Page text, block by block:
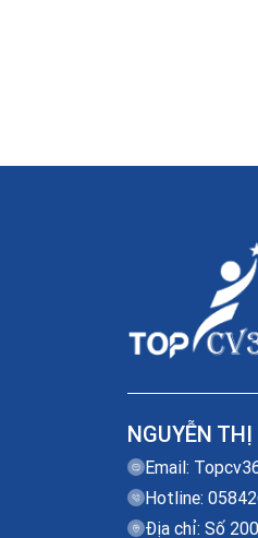
NGUYỄN
Email:
Hotline:
Địa chỉ: Số